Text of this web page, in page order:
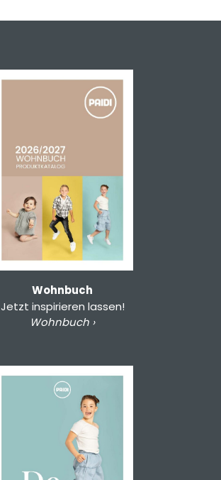
Wohnbuch
Jetzt inspirieren lassen!
Wohnbuch ›